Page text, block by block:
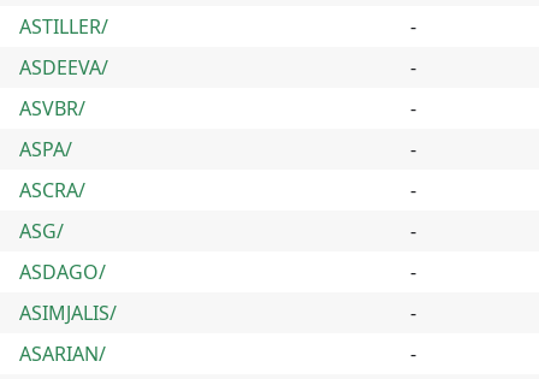
ASTILLER/
-
ASDEEVA/
-
ASVBR/
-
ASPA/
-
ASCRA/
-
ASG/
-
ASDAGO/
-
ASIMJALIS/
-
ASARIAN/
-